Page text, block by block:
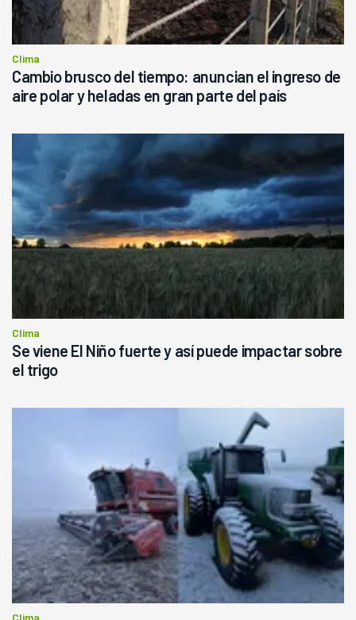
Clima
Cambio brusco del tiempo: anuncian el ingreso de
aire polar y heladas en gran parte del país
Clima
Se viene El Niño fuerte y así puede impactar sobre
el trigo
Clima